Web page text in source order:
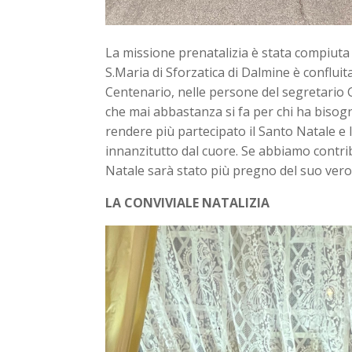
La missione prenatalizia è stata
S.Maria di Sforzatica di Dalmine è
Centenario, nelle persone del segretario
che mai abbastanza si fa per chi ha
rendere più partecipato il Santo Natale
innanzitutto dal cuore. Se abbiamo
Natale sarà stato più pregno del suo
LA CONVIVIALE NATALIZIA